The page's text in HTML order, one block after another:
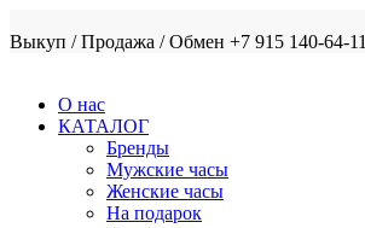
Выкуп / Продажа / Обмен +7 915 140-64-11
О нас
КАТАЛОГ
Бренды
Мужские часы
Женские часы
На подарок